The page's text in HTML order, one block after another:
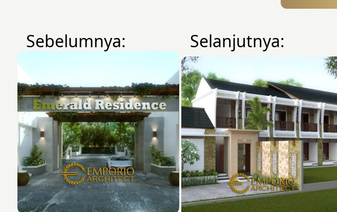
Sebelumnya: Selanjutnya: